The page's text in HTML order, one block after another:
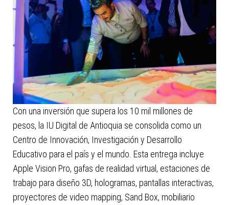
Con una inversión que supera los 10 mil millones de
pesos, la IU Digital de Antioquia se consolida como un
Centro de Innovación, Investigación y Desarrollo
Educativo para el país y el mundo. Esta entrega incluye
Apple Vision Pro, gafas de realidad virtual, estaciones de
trabajo para diseño 3D, hologramas, pantallas interactivas,
proyectores de video mapping, Sand Box, mobiliario